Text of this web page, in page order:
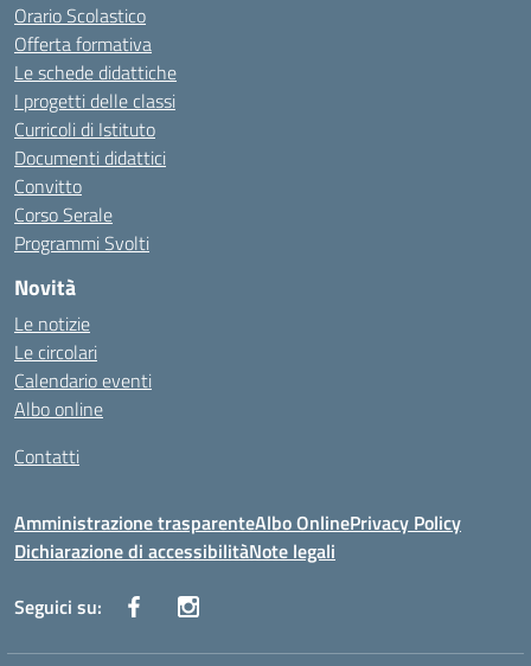
Orario Scolastico
Offerta formativa
Le schede didattiche
I progetti delle classi
Curricoli di Istituto
Documenti didattici
Convitto
Corso Serale
Programmi Svolti
Novità
Le notizie
Le circolari
Calendario eventi
Albo online
Contatti
Amministrazione trasparenteAlbo OnlinePrivacy Policy
Dichiarazione di accessibilitàNote legali
Seguici su: